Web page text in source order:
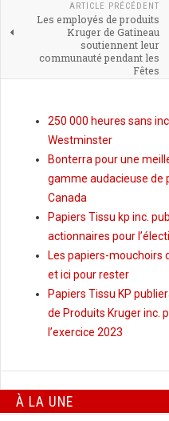
ARTICLE PRÉCÉDENT
Les employés de produits
Kruger de Gatineau
soutiennent leur
communauté pendant les
Fêtes
250 000 heures sans
Westminster
Bonterra pour une
gamme audacieuse de
Canada
Papiers Tissu kp inc.
actionnaires pour
Les papiers-mouchoirs
et ici pour rester
Papiers Tissu KP
de Produits Kruger inc.
l’exercice 2023
À LA UNE